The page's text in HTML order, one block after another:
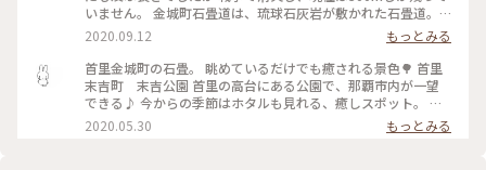
いません。 金城町石畳道は、琉球石灰岩が敷かれた石畳道。
敷石は その琉球石灰岩を大小組み合わせた｢乱れ敷き｣だそう。
なるほど･･･石と石の間には隙間があり凸凹しています。歩き
やすい靴で行くといいですよ☺️ しかし、昔の人はこんな歩き
にくい道を草履で歩いたなんて💦しかも急坂😵 夏の暑い日の
散策はちょっと辛い！ 唯一、日陰のあるカジュマルの下でひ
と休み。 琉球王朝の歴史感じる散策スポットでした✨ ※一枚
目｢石敢當｣は表札ではありませんよ。 ｢いしがんとう｣と読
2020.09.12
もっとみる
首里金城町の石畳。 眺めているだけでも癒される景色🌳 首里
末吉町 末吉公園 首里の高台にある公園で、那覇市内が一望
できる♪ 今からの季節はホタルも見れる、癒しスポット。 木
陰に入れば涼しいので、お弁当持ってピクニックにもオススメ
です😊 #沖縄 #那覇 #首里 #首里金城町石畳
2020.05.30 もっとみる